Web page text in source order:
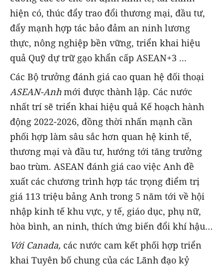
hiện có, thúc đẩy trao đổi thương mại, đầu tư,
đẩy mạnh hợp tác bảo đảm an ninh lương
thực, nông nghiệp bền vững, triển khai hiệu
quả Quỹ dự trữ gạo khẩn cấp ASEAN+3 ...
Các Bộ trưởng đánh giá cao quan hệ đối thoại
ASEAN-Anhmới được thành lập. Các nước
nhất trí sẽ triển khai hiệu quả Kế hoạch hành
động 2022-2026, đồng thời nhấn mạnh cần
phối hợp làm sâu sắc hơn quan hệ kinh tế,
thương mại và đầu tư, hướng tới tăng trưởng
bao trùm. ASEAN đánh giá cao việc Anh đề
xuất các chương trình hợp tác trọng điểm trị
giá 113 triệu bảng Anh trong 5 năm tới về hội
nhập kinh tế khu vực, y tế, giáo dục, phụ nữ,
hòa bình, an ninh, thích ứng biến đổi khí hậu…
Với Canada, các nước cam kết phối hợp triển
khai Tuyên bố chung của các Lãnh đạo kỷ